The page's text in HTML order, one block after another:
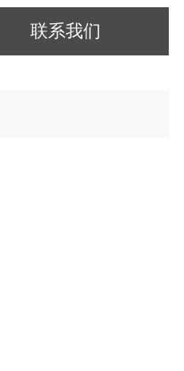
联系我们